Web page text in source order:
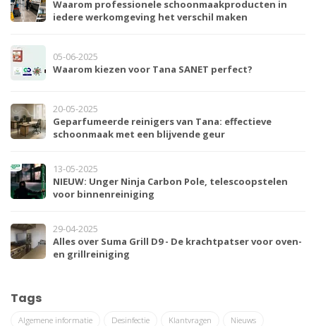
Waarom professionele schoonmaakproducten in
iedere werkomgeving het verschil maken
05-06-2025
Waarom kiezen voor Tana SANET perfect?
20-05-2025
Geparfumeerde reinigers van Tana: effectieve
schoonmaak met een blijvende geur
13-05-2025
NIEUW: Unger Ninja Carbon Pole, telescoopstelen
voor binnenreiniging
29-04-2025
Alles over Suma Grill D9 - De krachtpatser voor oven-
en grillreiniging
Tags
Algemene informatie Desinfectie Klantvragen Nieuws